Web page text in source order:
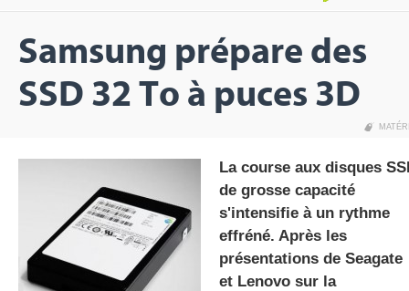
Samsung prépare des
SSD 32 To à puces 3D
La course aux disques
de grosse capacité
s'intensifie à un rythme
effréné. Après les
présentations de Seagate
et Lenovo sur la